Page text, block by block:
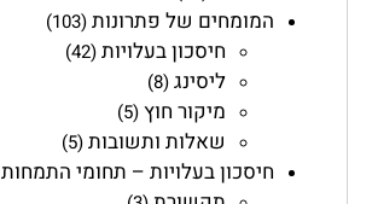
המומחים של פתרונות(103)
חיסכון בעלויות(42)
ליסינג(8)
מיקור חוץ(5)
שאלות ותשובות(5)
חיסכון בעלויות – תחומי התמחות